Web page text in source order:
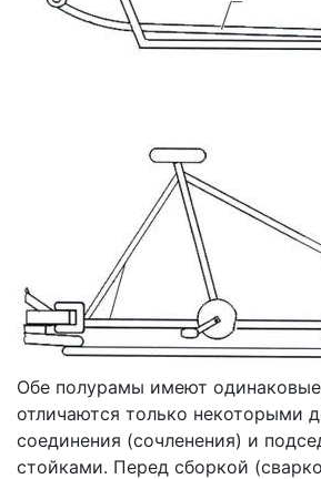
Обе полурамы имеют
отличаются только некоторыми
соединения (сочленения) и
стойками. Перед сборкой